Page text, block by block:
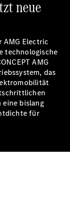
neue
AMG Electric
technologische
AMG
das
bislang
für